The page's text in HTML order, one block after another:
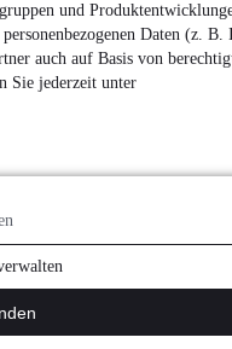
und
Daten (z. B.
auch auf Basis von
Sie jederzeit unter